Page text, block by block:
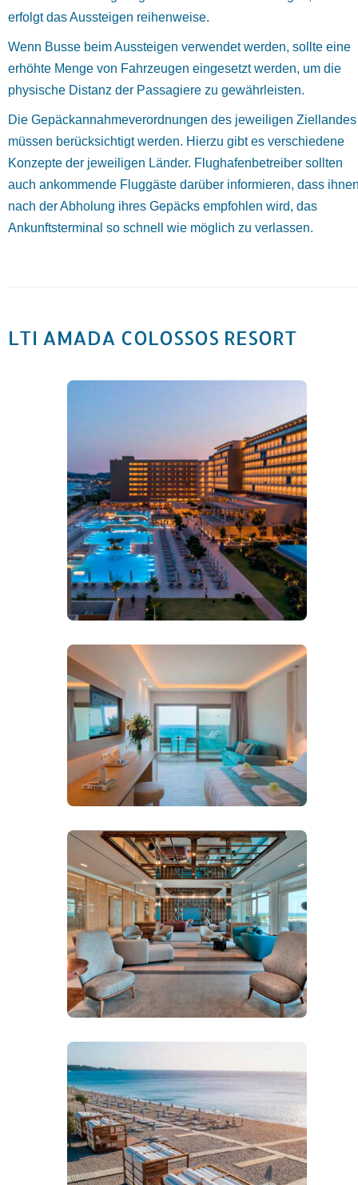
erfolgt das Aussteigen reihenweise.
Wenn Busse beim Aussteigen verwendet werden, sollte eine
erhöhte Menge von Fahrzeugen eingesetzt werden, um die
physische Distanz der Passagiere zu gewährleisten.
Die Gepäckannahmeverordnungen des jeweiligen Ziellandes
müssen berücksichtigt werden. Hierzu gibt es verschiedene
Konzepte der jeweiligen Länder. Flughafenbetreiber sollten
auch ankommende Fluggäste darüber informieren, dass
nach der Abholung ihres Gepäcks empfohlen wird, das
Ankunftsterminal so schnell wie möglich zu verlassen.
LTI AMADA COLOSSOS RESORT